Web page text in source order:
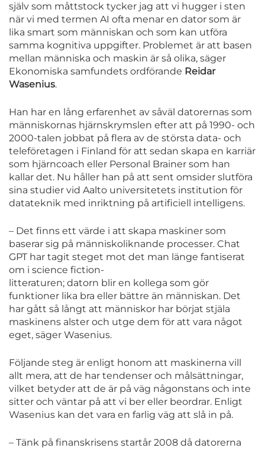
själv som måttstock tycker jag att vi hugger i sten
när vi med termen AI ofta menar en dator som är
lika smart som människan och som kan utföra
samma kognitiva uppgifter. Problemet är att basen
mellan människa och maskin är så olika, säger
Ekonomiska samfundets ordförande Reidar
Wasenius.
Han har en lång erfarenhet av såväl datorernas som
människornas hjärnskrymslen efter att på 1990- och
2000-talen jobbat på flera av de största data- och
teleföretagen i Finland för att sedan skapa en karriär
som hjärncoach eller Personal Brainer som han
kallar det. Nu håller han på att sent omsider slutföra
sina studier vid Aalto universitetets institution för
datateknik med inriktning på artificiell intelligens.
– Det finns ett värde i att skapa maskiner som
baserar sig på människoliknande processer. Chat
GPT har tagit steget mot det man länge fantiserat
om i science fiction-
litteraturen; datorn blir en kollega som gör
funktioner lika bra eller bättre än människan. Det
har gått så långt att människor har börjat stjäla
maskinens alster och utge dem för att vara något
eget, säger Wasenius.
Följande steg är enligt honom att maskinerna vill
allt mera, att de har tendenser och målsättningar,
vilket betyder att de är på väg någonstans och inte
sitter och väntar på att vi ber eller beordrar. Enligt
Wasenius kan det vara en farlig väg att slå in på.
– Tänk på finanskrisens startår 2008 då datorerna